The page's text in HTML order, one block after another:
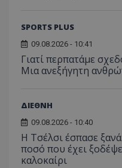
SPORTS PLUS
09.08.2026 - 10:41
Γιατί περπατάμε
Μια ανεξήγητη
ΔΙΕΘΝΗ
09.08.2026 - 10:40
Η Τσέλσι έσπασε
ποσό που έχει
καλοκαίρι